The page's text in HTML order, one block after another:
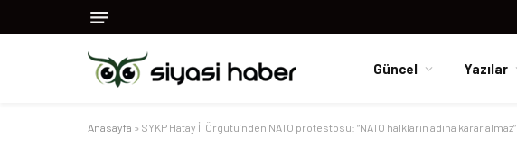
Güncel Yazılar
Anasayfa » SYKP Hatay İl Örgütü’nden NATO protestosu: “NATO halkların adına karar almaz”